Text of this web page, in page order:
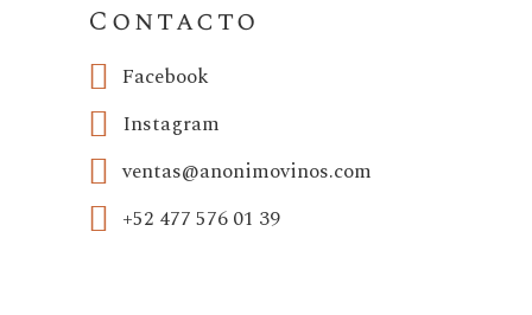
Contacto
Facebook
Instagram
ventas@anonimovinos.com
+52 477 576 01 39